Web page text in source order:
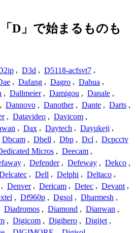
D」で始まるものも
, D3d , D5118-acfsvt7 ,
, Dafang , Dagro , Dahua ,
, Dallmeier , Damigou , Danale ,
, Dannovo , Danother , Dante , Darts ,
, Datavideo , Davicom ,
, Dax , Daytech , Dayukeji ,
Dbcam , Dbell , Dbp , Dcl , Dcpcctv
Micros , Deecam ,
, Defender , Defeway , Dekco ,
, Dell , Delphi , Deltaco ,
, Denver , Dericam , Detec , Devant ,
, Df960p , Dgsol , Dharmesh ,
Diadromos , Diamond , Dianwan ,
, Digicom , Digihero , Digijet ,